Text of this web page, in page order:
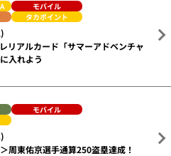
モバイル
タカポイント
リアルカード「サマーアドベンチャ
入れよう
モバイル
周東佑京選手通算250盗塁達成！